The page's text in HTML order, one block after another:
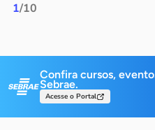
1/10
Confira cursos,
Sebrae.
Acesse o Portal